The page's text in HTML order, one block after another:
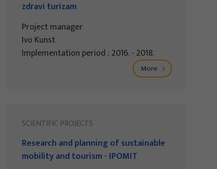
zdravi turizam
Project manager
Ivo Kunst
Implementation period : 2016. - 2018.
More
SCIENTIFIC PROJECTS
Research and planning of sustainable
mobility and tourism - IPOMIT